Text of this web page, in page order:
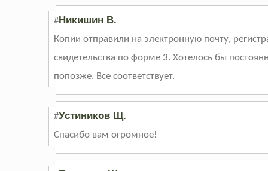
#Никишин В.
Копии отправили на электронную почту,
свидетельства по форме 3. Хотелось бы
попозже. Все соответствует.
#Устиников Щ.
Спасибо вам огромное!